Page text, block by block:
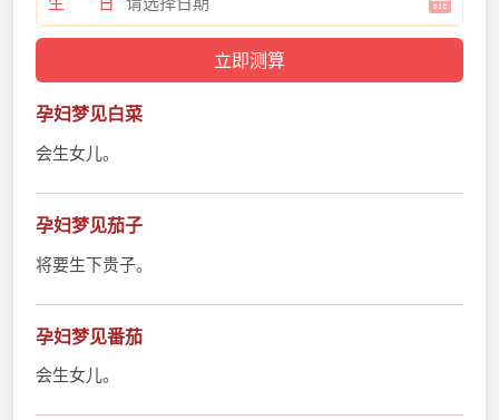
孕妇梦见白菜
会生女儿。
孕妇梦见茄子
将要生下贵子。
孕妇梦见番茄
会生女儿。